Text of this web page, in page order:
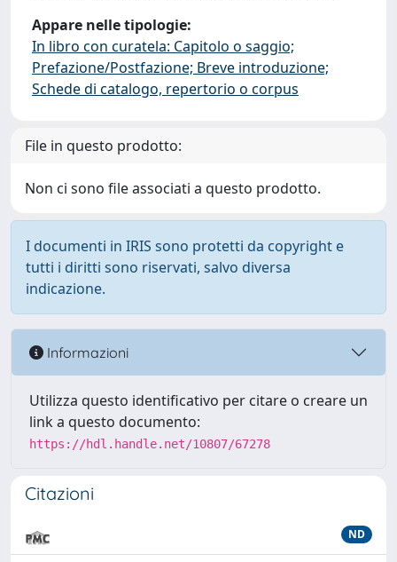
Appare nelle tipologie:
In libro con curatela: Capitolo o saggio;
Prefazione/Postfazione; Breve introduzione;
Schede di catalogo, repertorio o corpus
File in questo prodotto:
Non ci sono file associati a questo prodotto.
I documenti in IRIS sono protetti da copyright e
tutti i diritti sono riservati, salvo diversa
indicazione.
Informazioni
Utilizza questo identificativo per citare o creare un
link a questo documento:
https://hdl.handle.net/10807/67278
Citazioni
ND